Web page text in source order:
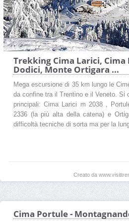
Trekking Cima Larici, Cima
Dodici, Monte Ortigara ...
Mega escursione di 35 km lungo le
da confine tra il Trentino e il Veneto. Si
principali: Cima Larici m 2038 ,
2336 (la più alta della catena) e
difficoltà tecniche di sorta ma per la
Creato da
Cima Portule -